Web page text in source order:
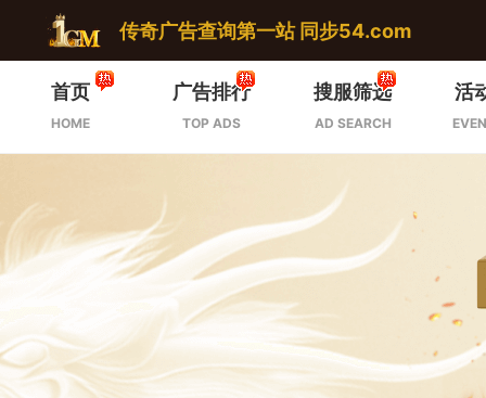
传奇广告查询第一站 同步54.com
首页
HOME
广告排行
TOP ADS
搜服筛选
AD SEARCH
活